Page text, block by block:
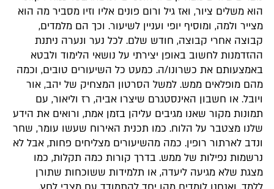
הוא משלים ציור, ואז גיל ורום פונים אליו וזיו מסביר מה הוא
מצייר ולמה, ומוסיף יופי ועניין לשיעור. וכך הם מלמדים,
קבוצה אחרי קבוצה, חודש שלם. לכל נער ונערה ניתנת
ההזדמנות לחשוב באופן יצירתי על נושאי הלימוד ולבטא
באמצעותם את כשרונו/ה. כמעט כל השיעורים טובים, וכמה
מהם מופלאים ממש. למשל הסרטון המצחיק של יהב, אור
ויובל. או חשבון האינסטגרם שיצרו אביה, רז וליאור, עם
תמונות מקור שאנו מגיבים עליהן בזמן אמת, ורואים את הידע
שלנו מצטבר על הלוח. כמו תכנית האירוח שעשו עומר, שחר
ונדב לארתור רופין. כמה מהשיעורים מצליחים פחות, אבל לא
נרשמות נפילות של ממש. בדרך קורות כמה תקלות, כמו
מצגת שלא מגיעה ליעדה, או תלמידות ששוכחות שתורן